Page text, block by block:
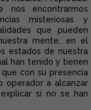
nos encontrarmos
misteriosas y
que pueden
mente, en el
estados de nuestra
han tenido y tienen
con su presencia
operador a alcanzar
si no se han